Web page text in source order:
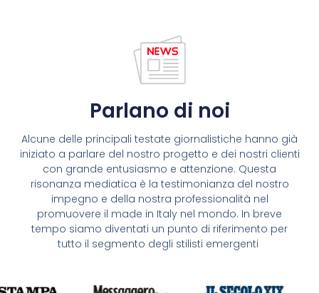
Parlano di noi
Alcune delle principali testate giornalistiche hanno già
iniziato a parlare del nostro progetto e dei nostri clienti
con grande entusiasmo e attenzione. Questa
risonanza mediatica è la testimonianza del nostro
impegno e della nostra professionalità nel
promuovere il made in Italy nel mondo. In breve
tempo siamo diventati un punto di riferimento per
tutto il segmento degli stilisti emergenti